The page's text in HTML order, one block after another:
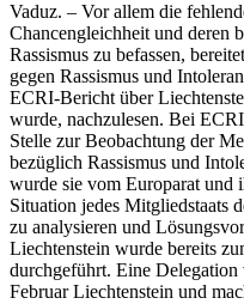
Vaduz. – Vor allem die
Chancengleichheit und deren
Rassismus zu befassen,
gegen Rassismus und
ECRI-Bericht über
wurde, nachzulesen. Bei
Stelle zur Beobachtung der
bezüglich Rassismus und
wurde sie vom Europarat und
Situation jedes Mitgliedstaats
zu analysieren und
Liechtenstein wurde bereits
durchgeführt. Eine
Februar Liechtenstein und